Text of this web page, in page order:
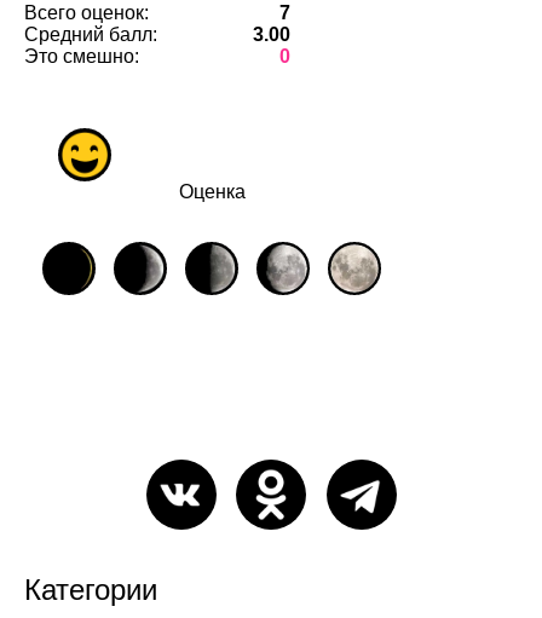
Всего оценок:
7
Средний балл:
3.00
Это смешно:
0
Оценка
Категории